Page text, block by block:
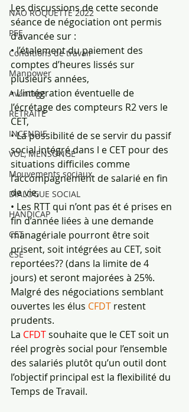
NAO ROQUETTE 2022
PEE
Conditions de travail
Manpower
Avantage
RETRAITE
INCENDIE
VOL, MENSONGE
Mouvements sociaux
DIALOGUE SOCIAL
HANDICAP
CET
CSE
Les discussions de cette seconde
séance de négociation ont permis
d’avancée sur :
• l’étalement du paiement des
comptes d’heures lissés sur
plusieurs années,
• L’intégration éventuelle de
l’écrétage des compteurs R2 vers le
CET,
• La possibilité de se servir du passif
social intégré dans l e CET pour des
situations difficiles comme
l’accompagnement de salarié en fin
de vie,
• Les RTT qui n’ont pas ét é prises en
fin d’année liées à une demande
managériale pourront être soit
prisent, soit intégrées au CET, soit
reportées?? (dans la limite de 4
jours) et seront majorées à 25%.
Malgré des négociations semblant
ouvertes les élus CFDT restent
prudents.
La CFDT souhaite que le CET soit un
réel progrès social pour l’ensemble
des salariés plutôt qu’un outil dont
l’objectif principal est la flexibilité du
Temps de Travail.